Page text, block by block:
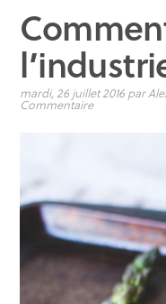
mardi, 26 juillet 2016 par
Commentaire